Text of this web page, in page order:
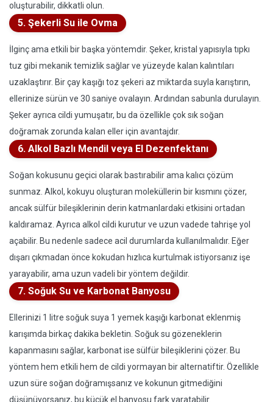
oluşturabilir, dikkatli olun.
5. Şekerli Su ile Ovma
İlginç ama etkili bir başka yöntemdir. Şeker, kristal yapısıyla tıpkı
tuz gibi mekanik temizlik sağlar ve yüzeyde kalan kalıntıları
uzaklaştırır. Bir çay kaşığı toz şekeri az miktarda suyla karıştırın,
ellerinize sürün ve 30 saniye ovalayın. Ardından sabunla durulayın.
Şeker ayrıca cildi yumuşatır, bu da özellikle çok sık soğan
doğramak zorunda kalan eller için avantajdır.
6. Alkol Bazlı Mendil veya El Dezenfektanı
Soğan kokusunu geçici olarak bastırabilir ama kalıcı çözüm
sunmaz. Alkol, kokuyu oluşturan moleküllerin bir kısmını çözer,
ancak sülfür bileşiklerinin derin katmanlardaki etkisini ortadan
kaldıramaz. Ayrıca alkol cildi kurutur ve uzun vadede tahrişe yol
açabilir. Bu nedenle sadece acil durumlarda kullanılmalıdır. Eğer
dışarı çıkmadan önce kokudan hızlıca kurtulmak istiyorsanız işe
yarayabilir, ama uzun vadeli bir yöntem değildir.
7. Soğuk Su ve Karbonat Banyosu
Ellerinizi 1 litre soğuk suya 1 yemek kaşığı karbonat eklenmiş
karışımda birkaç dakika bekletin. Soğuk su gözeneklerin
kapanmasını sağlar, karbonat ise sülfür bileşiklerini çözer. Bu
yöntem hem etkili hem de cildi yormayan bir alternatiftir. Özellikle
uzun süre soğan doğramışsanız ve kokunun gitmediğini
düşünüyorsanız, bu küçük el banyosu fark yaratabilir.